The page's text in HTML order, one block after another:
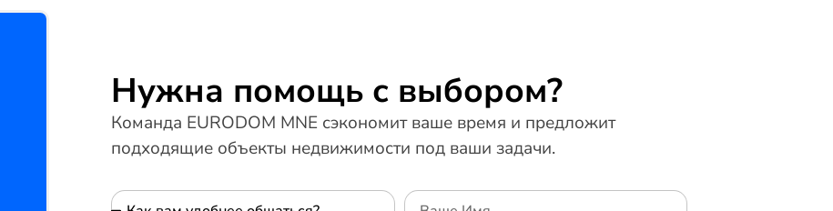
Нужна помощь с выбором?
Команда EURODOM MNE сэкономит ваше время и предложит
подходящие объекты недвижимости под ваши задачи.